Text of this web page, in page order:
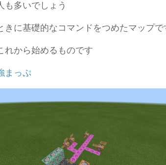
も多いでしょう
きに基礎的なコマンドをつめたマップ
れから始めるものです
まっぷ